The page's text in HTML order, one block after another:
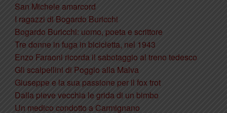
San Michele amarcord
I ragazzi di Bogardo Buricchi
Bogardo Buricchi: uomo, poeta e scrittore
Tre donne in fuga in bicicletta, nel 1943
Enzo Faraoni ricorda il sabotaggio al treno tedesco
Gli scalpellini di Poggio alla Malva
Giuseppe e la sua passione per il fox trot
Dalla pieve vecchia le grida di un bimbo
Un medico condotto a Carmignano